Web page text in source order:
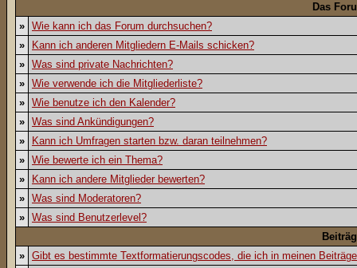
Das
» Wie kann ich das Forum durchsuchen?
»
Kann ich anderen Mitgliedern E-Mails schicken?
» Was sind private Nachrichten?
» Wie verwende ich die Mitgliederliste?
» Wie benutze ich den Kalender?
» Was sind Ankündigungen?
»
Kann ich Umfragen starten bzw. daran teilnehmen?
» Wie bewerte ich ein Thema?
»
Kann ich andere Mitglieder bewerten?
» Was sind Moderatoren?
» Was sind Benutzerlevel?
» Gibt es bestimmte Textformatierungscodes, die ich in meinen